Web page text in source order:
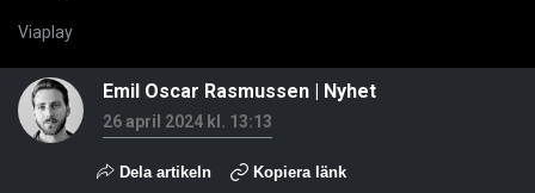
Viaplay
Emil Oscar Rasmussen | Nyhet
26 april 2024 kl. 13:13
Dela artikeln Kopiera länk